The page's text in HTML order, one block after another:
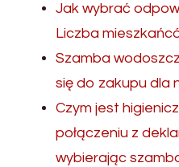
Jak wybrać
Liczba
Szamba
się do zakupu dla
Czym jest
połączeniu z
wybierając